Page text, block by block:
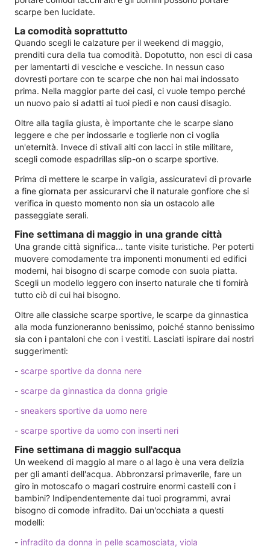
scarpe ben lucidate.
La comodità soprattutto
Quando scegli le calzature per il weekend di maggio,
prenditi cura della tua comodità. Dopotutto, non esci di casa
per lamentarti di vesciche e vesciche. In nessun caso
dovresti portare con te scarpe che non hai mai indossato
prima. Nella maggior parte dei casi, ci vuole tempo perché
un nuovo paio si adatti ai tuoi piedi e non causi disagio.
Oltre alla taglia giusta, è importante che le scarpe siano
leggere e che per indossarle e toglierle non ci voglia
un'eternità. Invece di stivali alti con lacci in stile militare,
scegli comode espadrillas slip-on o scarpe sportive.
Prima di mettere le scarpe in valigia, assicuratevi di provarle
a fine giornata per assicurarvi che il naturale gonfiore che si
verifica in questo momento non sia un ostacolo alle
passeggiate serali.
Fine settimana di maggio in una grande città
Una grande città significa... tante visite turistiche. Per poterti
muovere comodamente tra imponenti monumenti ed edifici
moderni, hai bisogno di scarpe comode con suola piatta.
Scegli un modello leggero con inserto naturale che ti fornirà
tutto ciò di cui hai bisogno.
Oltre alle classiche scarpe sportive, le scarpe da ginnastica
alla moda funzioneranno benissimo, poiché stanno benissimo
sia con i pantaloni che con i vestiti. Lasciati ispirare dai nostri
suggerimenti:
- scarpe sportive da donna nere
- scarpe da ginnastica da donna grigie
- sneakers sportive da uomo nere
- scarpe sportive da uomo con inserti neri
Fine settimana di maggio sull'acqua
Un weekend di maggio al mare o al lago è una vera delizia
per gli amanti dell'acqua. Abbronzarsi primaverile, fare un
giro in motoscafo o magari costruire enormi castelli con i
bambini? Indipendentemente dai tuoi programmi, avrai
bisogno di comode infradito. Dai un'occhiata a questi
modelli:
- infradito da donna in pelle scamosciata, viola